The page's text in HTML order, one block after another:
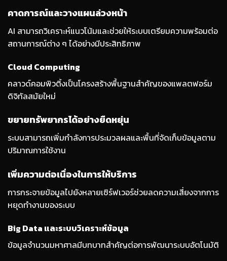
คาดการณ์และวางแผนล่วงหน้า
AI สามารถวิเคราะห์แนวโน้มและช่วยให้ระบบเตรียมความพร้อมต่อ
สถานการณ์ต่าง ๆ ได้อย่างมีประสิทธิภาพ
Cloud Computing
คลาวด์คอมพิวติ้งเป็นโครงสร้างพื้นฐานสำคัญของแพลตฟอร์ม
ดิจิทัลสมัยใหม่
ขยายทรัพยากรได้อย่างยืดหยุ่น
ระบบสามารถเพิ่มกำลังการประมวลผลและพื้นที่จัดเก็บข้อมูลตาม
ปริมาณการใช้งาน
เพิ่มความต่อเนื่องในการให้บริการ
การกระจายข้อมูลไปยังหลายเซิร์ฟเวอร์ช่วยลดความเสี่ยงจากการ
หยุดทำงานของระบบ
Big Data และระบบวิเคราะห์ข้อมูล
ข้อมูลจำนวนมหาศาลมีบทบาทสำคัญต่อการพัฒนาระบบอัตโนมัติ